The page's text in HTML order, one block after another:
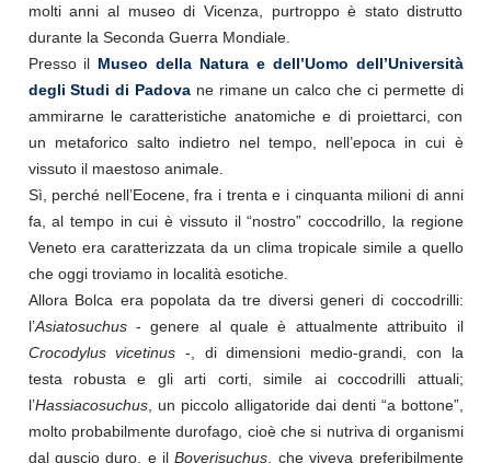
molti anni al museo di Vicenza, purtroppo è stato distrutto
durante la Seconda Guerra Mondiale.
Presso il Museo della Natura e dell’Uomo dell’Università
degli Studi di Padovane rimane un calco che ci permette di
ammirarne le caratteristiche anatomiche e di proiettarci, con
un metaforico salto indietro nel tempo, nell’epoca in cui è
vissuto il maestoso animale.
Sì, perché nell’Eocene, fra i trenta e i cinquanta milioni di anni
fa, al tempo in cui è vissuto il “nostro” coccodrillo, la regione
Veneto era caratterizzata da un clima tropicale simile a quello
che oggi troviamo in località esotiche.
Allora Bolca era popolata da tre diversi generi di coccodrilli:
l’Asiatosuchus- genere al quale è attualmente attribuito il
Crocodylus vicetinus -, di dimensioni medio-grandi, con la
testa robusta e gli arti corti, simile ai coccodrilli attuali;
l’Hassiacosuchus, un piccolo alligatoride dai denti “a bottone”,
molto probabilmente durofago, cioè che si nutriva di organismi
dal guscio duro, e ilBoverisuchus , che viveva preferibilmente